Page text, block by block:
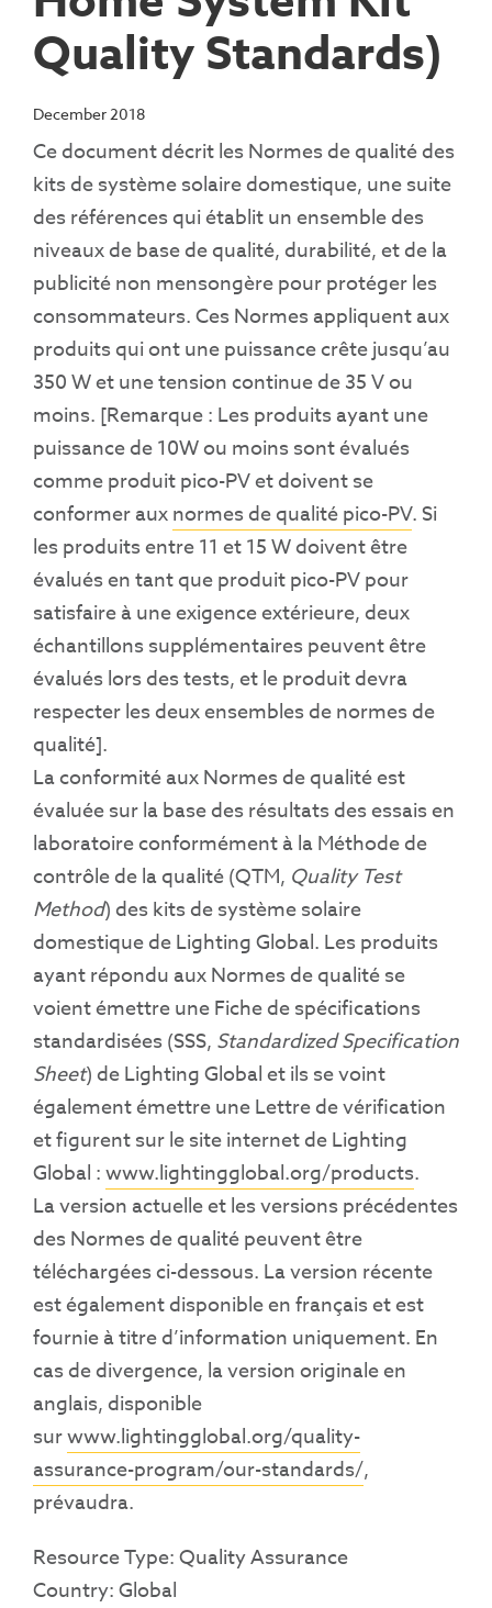
Quality Standards)
December 2018
Ce document décrit les Normes de qualité des
kits de système solaire domestique, une suite
des références qui établit un ensemble des
niveaux de base de qualité, durabilité, et de la
publicité non mensongère pour protéger les
consommateurs.Ces Normes appliquent aux
produits qui ont une puissance crête jusqu’au
350 W et une tension continue de 35 V ou
moins. [Remarque : Les produits ayant une
puissance de 10W ou moins sont évalués
comme produit pico-PV et doivent se
conformer auxnormes de qualité pico-PV. Si
les produits entre 11 et 15 W doivent être
évalués en tant que produit pico-PV pour
satisfaire à une exigence extérieure, deux
échantillons supplémentaires peuvent être
évalués lors des tests, et le produit devra
respecter les deux ensembles de normes de
qualité].
La conformité aux Normes de qualité est
évaluée sur la base des résultats des essais en
laboratoire conformément à la Méthode de
contrôle de la qualité (QTM, Quality Test
Method) des kits de système solaire
domestique de Lighting Global. Les produits
ayant répondu aux Normes de qualité se
voient émettre une Fiche de spécifications
standardisées (SSS, Standardized Specification
Sheet) de Lighting Global et ils se voint
également émettre une Lettre de vérification
et figurent sur le site internet de Lighting
Global :www.lightingglobal.org/products.
La version actuelle et les versions précédentes
des Normes de qualité peuvent être
téléchargées ci-dessous. La version récente
est également disponible en français et est
fournie à titre d’information uniquement. En
cas de divergence, la version originale en
anglais, disponible
surwww.lightingglobal.org/quality-
assurance-program/our-standards/,
prévaudra.
Resource Type: Quality Assurance
Country: Global